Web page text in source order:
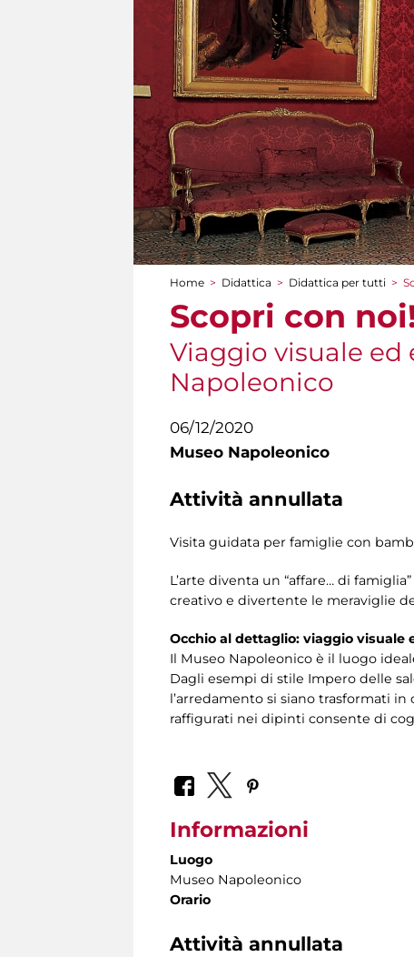
Tu sei qui
Home > Didattica > Didattica per tutti >
Scopri con
Viaggio visuale ed
Napoleonico
06/12/2020
Museo Napoleonico
Attività annullata
Visita guidata per famiglie con
L’arte diventa un “affare… di
creativo e divertente le meraviglie
Occhio al dettaglio: viaggio visuale
Il Museo Napoleonico è il luogo
Dagli esempi di stile Impero delle
l’arredamento si siano trasformati
raffigurati nei dipinti consente di
Informazioni
Luogo
Museo Napoleonico
Orario
Attività annullata